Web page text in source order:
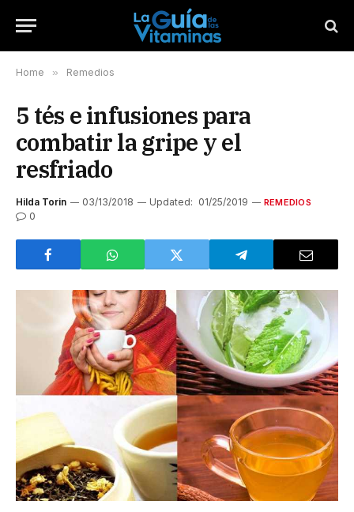
Home » Remedios
5 tés e infusiones para
combatir la gripe y el
resfriado
Hilda Torin 03/13/2018 Updated: 01/25/2019 REMEDIOS
0